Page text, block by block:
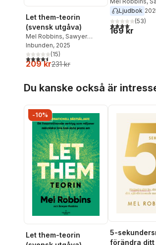
Let them-teorin
(svensk utgåva)
Mel Robbins, Sawyer
Robbins
Inbunden, 2025
4,5utav 5 stjärnor. Totalt antal röster:
(15)
209 kr231 kr
Robins
Ljudbok
4,1utav 5(53)
169 kr
Du kanske också är
-10%
Let them-teorin
5-
förändra ditt